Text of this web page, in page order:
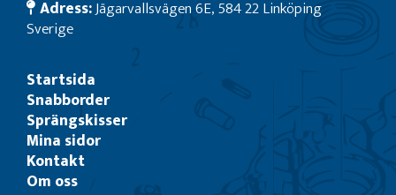
Adress:Jägarvallsvägen 6E, 584 22 Linköping
Sverige
Startsida
Snabborder
Sprängskisser
Mina sidor
Kontakt
Om oss